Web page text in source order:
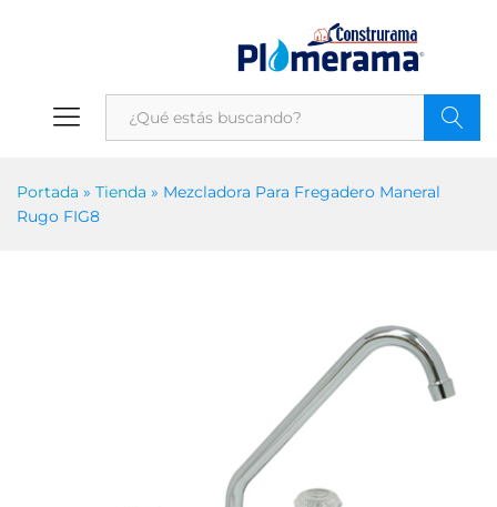
Portada » Tienda » Mezcladora Para Fregadero Maneral
Rugo FIG8